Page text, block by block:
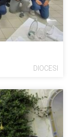
DIOCESI